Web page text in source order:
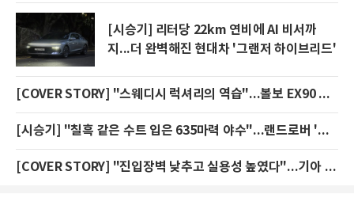
[시승기] 리터당 22km 연비에 AI 비서까
지...더 완벽해진 현대차 '그랜저 하이브리드'
[COVER STORY] "스웨디시 럭셔리의 역습"...볼보 EX90 프리미엄 전기 SUV 판 흔든다
[시승기] "칠흑 같은 수트 입은 635마력 야수"...랜드로버 '디펜더 옥타 블랙'
[COVER STORY] "진입장벽 낮추고 실용성 높였다"...기아 2027년형 타스만, 픽업 시장 판도 흔들까